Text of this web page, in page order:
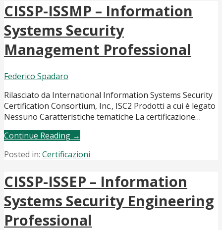
CISSP-ISSMP – Information
Systems Security
Management Professional
Federico Spadaro
Rilasciato da International Information Systems Security
Certification Consortium, Inc., ISC2 Prodotti a cui è legato
Nessuno Caratteristiche tematiche La certificazione…
Continue Reading →
Posted in: Certificazioni
CISSP-ISSEP – Information
Systems Security Engineering
Professional